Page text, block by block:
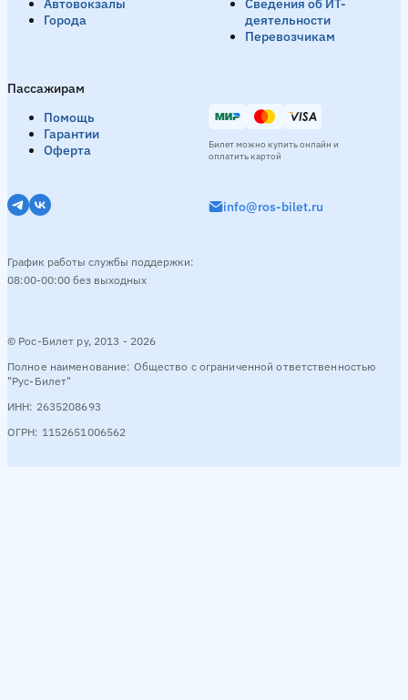
Города
Пассажирам
Помощь
Гарантии
Оферта
деятельности
Перевозчикам
© Рос-Билет ру, 2013 - 2026
Полное наименование: Общество с ограниченной ответственностью
"Рус-Билет"
ИНН: 2635208693
ОГРН: 1152651006562
info@ros-bilet.ru
График работы службы поддержки:
08:00-00:00 без выходных
Билет можно купить онлайн и
оплатить картой